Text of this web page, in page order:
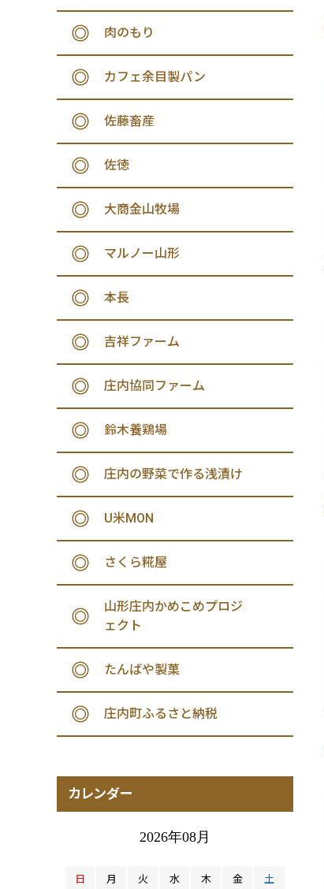
肉のもり
カフェ余目製パン
佐藤畜産
佐徳
大商金山牧場
マルノー山形
本長
吉祥ファーム
庄内協同ファーム
鈴木養鶏場
庄内の野菜で作る浅漬け
U米MON
さくら糀屋
山形庄内かめこめプロジ
ェクト
たんばや製菓
庄内町ふるさと納税
カレンダー
2026年08月
日 月 火 水 木 金 土